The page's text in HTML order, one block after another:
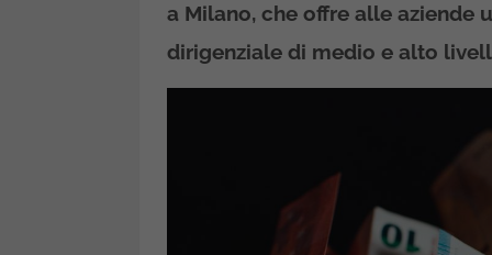
a Milano, che offre alle aziende
dirigenziale di medio e alto